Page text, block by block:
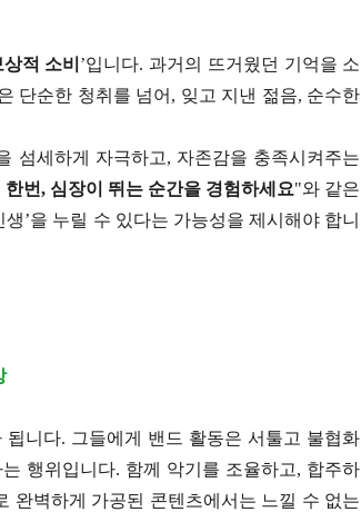
적 소비 ’입니다. 과거의 뜨거웠던 기억을 소
단순한 청취를 넘어, 잊고 지낸 젊음, 순수한
섬세하게 자극하고, 자존감을 충족시켜주는
번, 심장이 뛰는 순간을 경험하세요"와 같은
’을 누릴 수 있다는 가능성을 제시해야 합니
니다. 그들에게 밴드 활동은 서툴고 불협화
행위입니다. 함께 악기를 조율하고, 합주하
완벽하게 가공된 콘텐츠에서는 느낄 수 없는